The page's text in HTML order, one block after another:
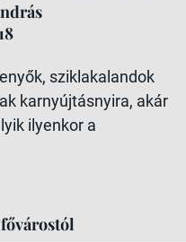
sziklakalandok
karnyújtásnyira, akár
ilyenkor a